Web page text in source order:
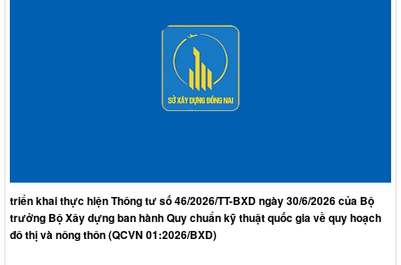
triển khai thực hiện Thông tư số 46/2026/TT-BXD ngày 30/6/2026 của Bộ
trưởng Bộ Xây dựng ban hành Quy chuẩn kỹ thuật quốc gia về quy hoạch
đô thị và nông thôn (QCVN 01:2026/BXD)